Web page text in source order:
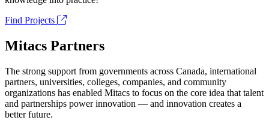
Find Projects
Mitacs Partners
The strong support from governments across Canada, international
partners, universities, colleges, companies, and community
organizations has enabled Mitacs to focus on the core idea that talent
and partnerships power innovation — and innovation creates a
better future.